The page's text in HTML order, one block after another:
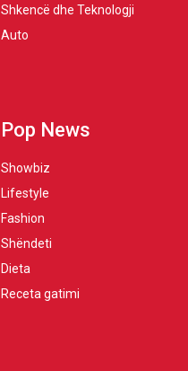
Shkencë dhe Teknologji
Auto
Pop News
Showbiz
Lifestyle
Fashion
Shëndeti
Dieta
Receta gatimi